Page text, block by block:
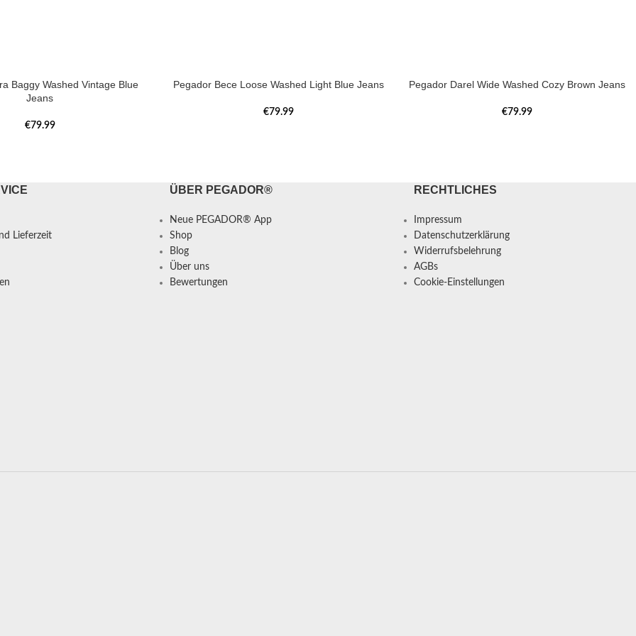
Baggy Washed Vintage Blue
Jeans
€79.99
Pegador Bece Loose Washed Light Blue Jeans
€79.99
Pegador Darel Wide Washed Cozy Brown Jeans
€79.99
Lieferzeit
ÜBER PEGADOR®
Neue PEGADOR® App
Shop
Blog
Über uns
Bewertungen
RECHTLICHES
Impressum
Datenschutzerklärung
Widerrufsbelehrung
AGBs
Cookie-Einstellungen